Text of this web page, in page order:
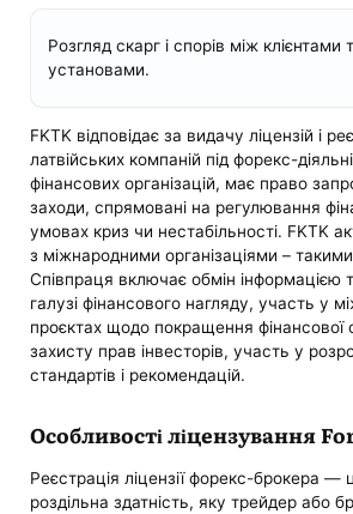
Розгляд скарг і спорів між клієнтами
установами.
FKTK відповідає за видачу ліцензій і
латвійських компаній під форекс-
фінансових організацій, має право
заходи, спрямовані на регулювання
умовах криз чи нестабільності. FKTK
з міжнародними організаціями –
Співпраця включає обмін інформацією
галузі фінансового нагляду, участь у
проєктах щодо покращення фінансової
захисту прав інвесторів, участь у
стандартів і рекомендацій.
Особливості ліцензування
Реєстрація ліцензії форекс-брокера —
роздільна здатність, яку трейдер або